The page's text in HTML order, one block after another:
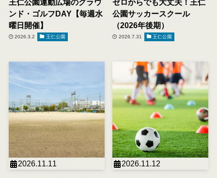
王仁公園運動広場のグラウ
ンド・ゴルフDAY【毎週水
曜日開催】
2026.3.2 王仁公園
ゼロからでも大丈夫！王仁
公園サッカースクール
（2026年後期）
2026.7.31 王仁公園
2026.11.11 2026.11.12